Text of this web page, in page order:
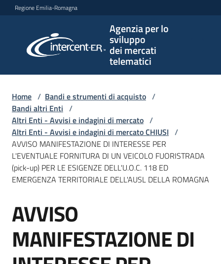
Vai al contenuto
Vai alla navigazione
Vai al footer
Regione Emilia-Romagna
Agenzia per lo
sviluppo
dei mercati
telematici
per lo
sviluppo
telematici
L'Agenzia
Bandi
strumenti
di
Home / Bandi e strumenti di acquisto /
Bandi altri Enti /
Altri Enti - Avvisi e indagini di mercato /
Altri Enti - Avvisi e indagini di mercato CHIUSI /
AVVISO MANIFESTAZIONE DI INTERESSE PER
L'EVENTUALE FORNITURA DI UN VEICOLO FUORISTRADA
(pick-up) PER LE ESIGENZE DELL'U.O.C. 118 ED
EMERGENZA TERRITORIALE DELL'AUSL DELLA ROMAGNA
Salta al contenuto
AVVISO
MANIFESTAZIONE DI